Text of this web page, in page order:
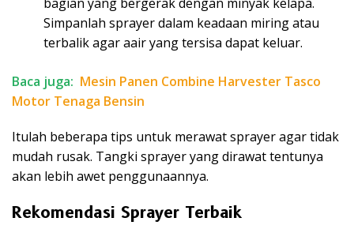
Simpanlah sprayer dalam keadaan miring atau
terbalik agar aair yang tersisa dapat keluar.
Baca juga: Mesin Panen Combine Harvester Tasco
Motor Tenaga Bensin
Itulah beberapa tips untuk merawat sprayer agar tidak
mudah rusak. Tangki sprayer yang dirawat tentunya
akan lebih awet penggunaannya.
Rekomendasi Sprayer Terbaik